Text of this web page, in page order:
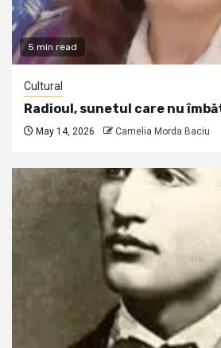
5 min read
Cultural
Radioul, sunetul care nu
May 14, 2026 Camelia Morda Baciu